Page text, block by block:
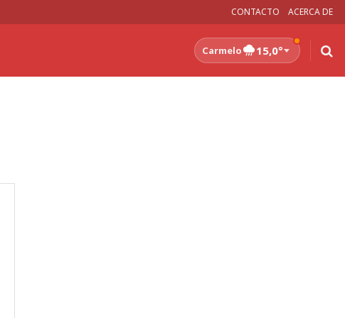
CONTACTO ACERCA DE
Carmelo 15,0°